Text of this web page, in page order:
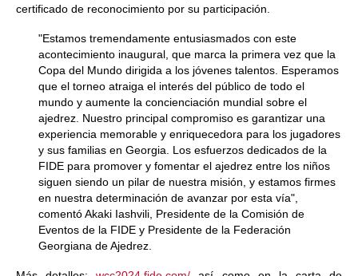
certificado de reconocimiento por su participación.
"Estamos tremendamente entusiasmados con este
acontecimiento inaugural, que marca la primera vez que la
Copa del Mundo dirigida a los jóvenes talentos. Esperamos
que el torneo atraiga el interés del público de todo el
mundo y aumente la concienciación mundial sobre el
ajedrez. Nuestro principal compromiso es garantizar una
experiencia memorable y enriquecedora para los jugadores
y sus familias en Georgia. Los esfuerzos dedicados de la
FIDE para promover y fomentar el ajedrez entre los niños
siguen siendo un pilar de nuestra misión, y estamos firmes
en nuestra determinación de avanzar por esta vía",
comentó Akaki Iashvili, Presidente de la Comisión de
Eventos de la FIDE y Presidente de la Federación
Georgiana de Ajedrez.